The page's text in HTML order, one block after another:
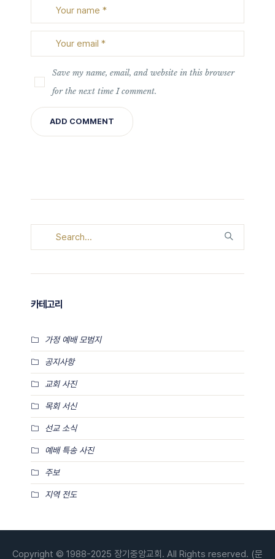
Save my name, email, and website in this browser
for the next time I comment.
카테고리
가정 예배 모범지
공지사항
교회 사진
목회 서신
선교 소식
예배 특송 사진
주보
지역 전도
Copyright © 1988-2025 장기중앙교회. All Rights reserved. (문